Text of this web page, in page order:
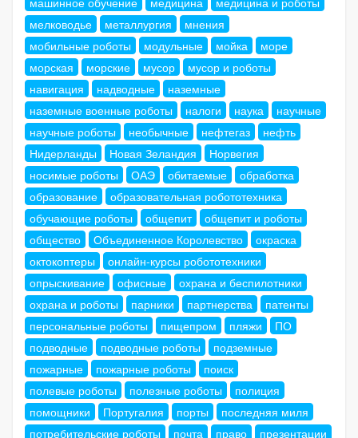
мелководье
металлургия
мнения
мобильные роботы
модульные мойка
море
морская
морские мусор
мусор и роботы
навигация
надводные
наземные
наземные военные роботы
налоги наука
научные
научные роботы
необычные нефтегаз
нефть
Нидерланды
Новая Зеландия
Норвегия
носимые роботы
ОАЭ обитаемые
обработка
образование
образовательная робототехника
обучающие роботы
общепит
общепит и роботы
общество
Объединенное Королевство
окраска
октокоптеры
онлайн-курсы робототехники
опрыскивание
офисные
охрана и беспилотники
охрана и роботы
парники партнерства
патенты
персональные роботы
пищепром пляжи
ПО
подводные
подводные роботы
подземные
пожарные
пожарные роботы
поиск
полевые роботы
полезные роботы
полиция
помощники
Португалия порты
последняя миля
потребительские роботы
почта право
презентации